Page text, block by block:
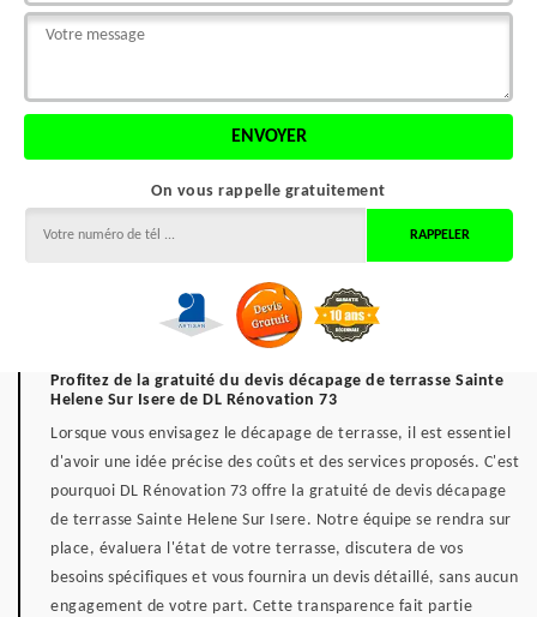
On vous rappelle gratuitement
Profitez de la gratuité du devis décapage de terrasse Sainte
Helene Sur Isere de DL Rénovation 73
Lorsque vous envisagez le décapage de terrasse, il est essentiel
d'avoir une idée précise des coûts et des services proposés. C'est
pourquoi DL Rénovation 73 offre la gratuité de devis décapage
de terrasse Sainte Helene Sur Isere. Notre équipe se rendra sur
place, évaluera l'état de votre terrasse, discutera de vos
besoins spécifiques et vous fournira un devis détaillé, sans aucun
engagement de votre part. Cette transparence fait partie